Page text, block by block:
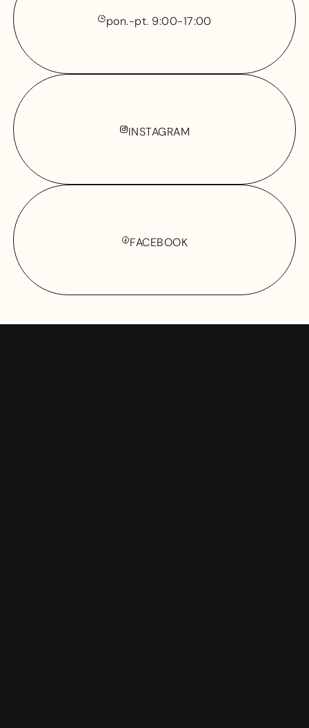
pon.-pt. 9:00-17:00pon.-pt. 9:00-17:00
INSTAGRAM
INSTAGRAM
FACEBOOK
FACEBOOK